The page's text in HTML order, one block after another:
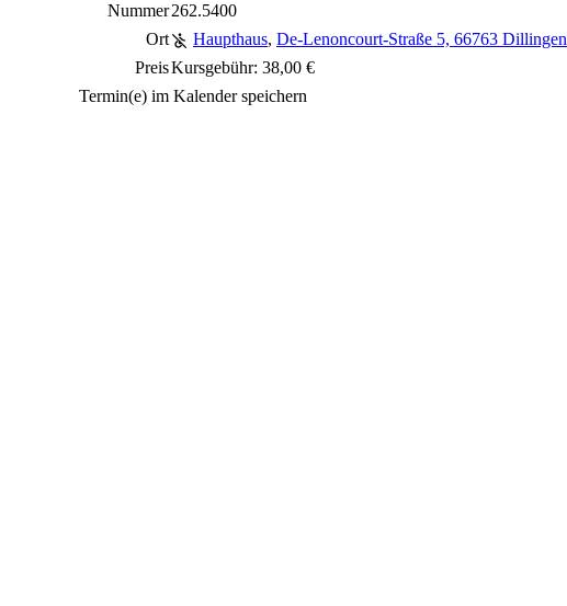
Nummer262.5400
Ort
Haupthaus, De-Lenoncourt-Straße 5, 66763 Dillingen
PreisKursgebühr: 38,00 €
Termin(e) im Kalender speichern